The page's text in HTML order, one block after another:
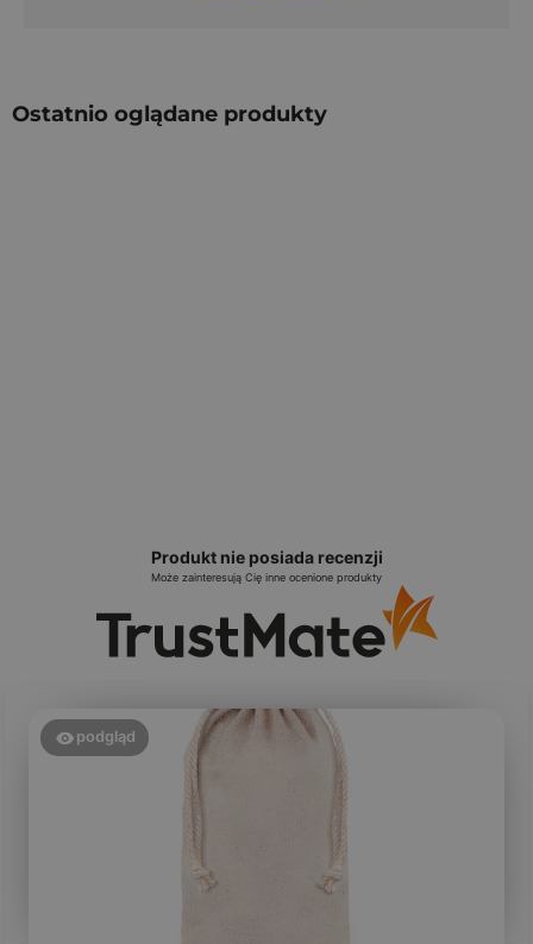
Ostatnio oglądane produkty
Produkt nie posiada recenzji
Może zainteresują Cię inne ocenione produkty
podgląd